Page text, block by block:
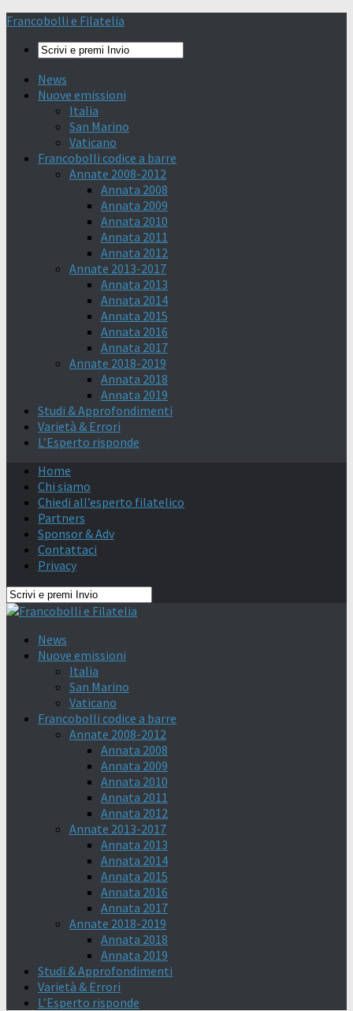
Francobolli e Filatelia
News
Nuove emissioni
Italia
San Marino
Vaticano
Francobolli codice a barre
Annate 2008-2012
Annata 2008
Annata 2009
Annata 2010
Annata 2011
Annata 2012
Annate 2013-2017
Annata 2013
Annata 2014
Annata 2015
Annata 2016
Annata 2017
Annate 2018-2019
Annata 2018
Annata 2019
Studi & Approfondimenti
Varietà & Errori
L’Esperto risponde
Home
Chi siamo
Chiedi all’esperto filatelico
Partners
Sponsor & Adv
Contattaci
Privacy
News
Nuove emissioni
Italia
San Marino
Vaticano
Francobolli codice a barre
Annate 2008-2012
Annata 2008
Annata 2009
Annata 2010
Annata 2011
Annata 2012
Annate 2013-2017
Annata 2013
Annata 2014
Annata 2015
Annata 2016
Annata 2017
Annate 2018-2019
Annata 2018
Annata 2019
Studi & Approfondimenti
Varietà & Errori
L’Esperto risponde